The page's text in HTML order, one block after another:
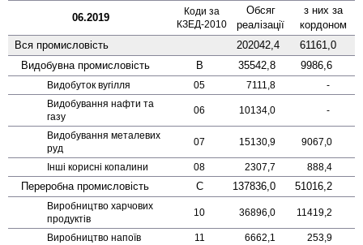
06.2019
Коди за
КЗЕД-2010
Обсяг
реалізації
з них за
кордоном
Вся промисловість
202042,4
61161,0
Видобувна промисловість
B 35542,8 9986,6
Видобуток вугілля 05 7111,8
-
Видобування нафти та
газу
06 10134,0 -
Видобування металевих
руд
07 15130,9 9067,0
Інші корисні копалини 08 2307,7 888,4
Переробна промисловість C 137836,0 51016,2
Виробництво харчових
продуктів
10 36896,0 11419,2
Виробництво напоїв 11 6662,1
253,9